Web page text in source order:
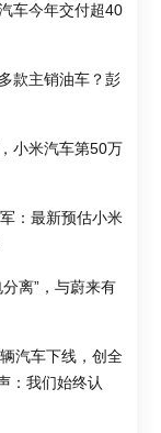
车今年交付超40
款主销油车？彭
小米汽车第50万
：最新预估小米
离”，与蔚来有
汽车下线，创全
：我们始终认